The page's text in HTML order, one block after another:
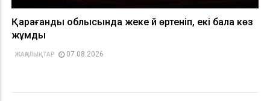
Қарағанды облысында жеке үй өртеніп, екі бала көз
жұмды
ЖАҢАЛЫҚТАР 07.08.2026